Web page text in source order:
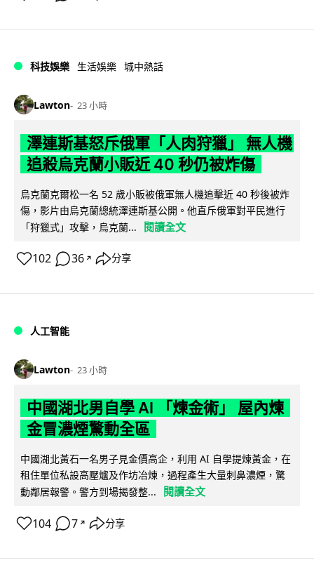
科技娛樂 生活娛樂 城中熱話
Lawton 23 小時
澤連斯基怒斥俄軍「人肉狩獵」 無人機
追殺烏克蘭小販近 40 秒仍被炸傷
烏克蘭克爾松一名 52 歲小販被俄軍無人機追擊近 40 秒後被炸
傷，影片由烏克蘭總統澤連斯基公開。他直斥俄軍對平民進行
「狩獵式」攻擊，烏克蘭...
閱讀全文
102 36 ↗ 分享
人工智能
Lawton 23 小時
中國湖北男自學 AI 「煉金術」 屋內煉
金冒濃煙驚動全區
中國湖北黃石一名男子見金價高企，利用 AI 自學提煉黃金，在
租住單位私設高壓爐及作坊冶煉，過程產生大量刺鼻濃煙，驚
動鄰居報警。警方到場揭發整...
閱讀全文
104 7 ↗ 分享